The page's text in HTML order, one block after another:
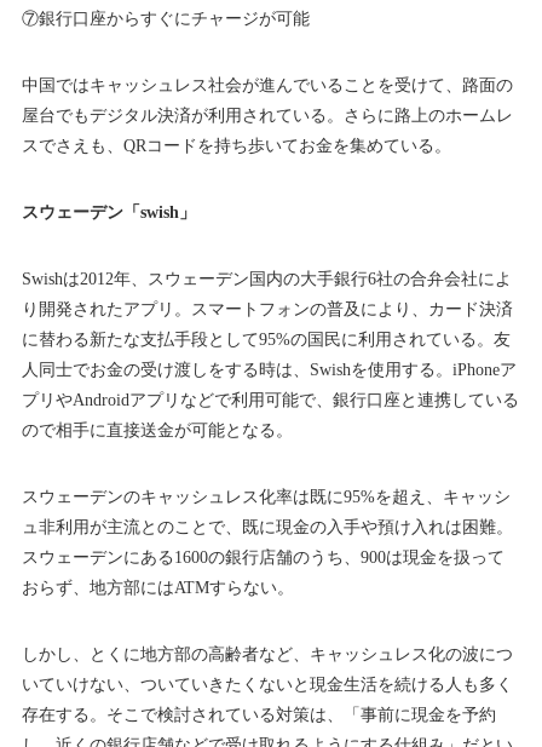
⑦銀行口座からすぐにチャージが可能
中国ではキャッシュレス社会が進んでいることを受けて、路面の
屋台でもデジタル決済が利用されている。さらに路上のホームレ
スでさえも、QRコードを持ち歩いてお金を集めている。
スウェーデン「swish」
Swishは2012年、スウェーデン国内の大手銀行6社の合弁会社によ
り開発されたアプリ。スマートフォンの普及により、カード決済
に替わる新たな支払手段として95%の国民に利用されている。友
人同士でお金の受け渡しをする時は、Swishを使用する。iPhoneア
プリやAndroidアプリなどで利用可能で、銀行口座と連携している
ので相手に直接送金が可能となる。
スウェーデンのキャッシュレス化率は既に95%を超え、キャッシ
ュ非利用が主流とのことで、既に現金の入手や預け入れは困難。
スウェーデンにある1600の銀行店舗のうち、900は現金を扱って
おらず、地方部にはATMすらない。
しかし、とくに地方部の高齢者など、キャッシュレス化の波につ
いていけない、ついていきたくないと現金生活を続ける人も多く
存在する。そこで検討されている対策は、「事前に現金を予約